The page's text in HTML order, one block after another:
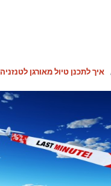
איך לתכנן טיול מאורגן לטנזניה